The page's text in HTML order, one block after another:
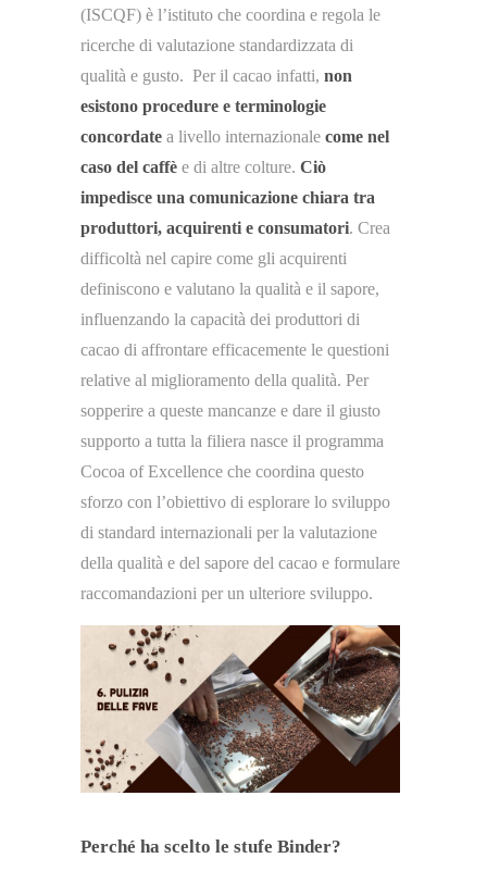
(ISCQF) è l’istituto che coordina e regola le
ricerche di valutazione standardizzata di
qualità e gusto. Per il cacao infatti, non
esistono procedure e terminologie
concordate a livello internazionale come nel
caso del caffè e di altre colture. Ciò
impedisce una comunicazione chiara tra
produttori, acquirenti e consumatori. Crea
difficoltà nel capire come gli acquirenti
definiscono e valutano la qualità e il sapore,
influenzando la capacità dei produttori di
cacao di affrontare efficacemente le questioni
relative al miglioramento della qualità. Per
sopperire a queste mancanze e dare il giusto
supporto a tutta la filiera nasce il programma
Cocoa of Excellence che coordina questo
sforzo con l’obiettivo di esplorare lo sviluppo
di standard internazionali per la valutazione
della qualità e del sapore del cacao e formulare
raccomandazioni per un ulteriore sviluppo.
Perché ha scelto le stufe Binder?